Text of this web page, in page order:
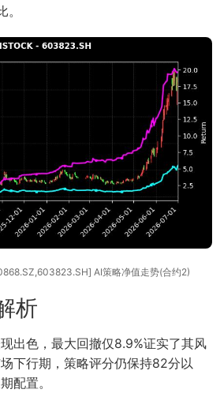
AI策略净值走势(合约2)
析
出色，最大回撤仅8.9%证实了其风
下行期，策略评分仍保持82分以
配置。